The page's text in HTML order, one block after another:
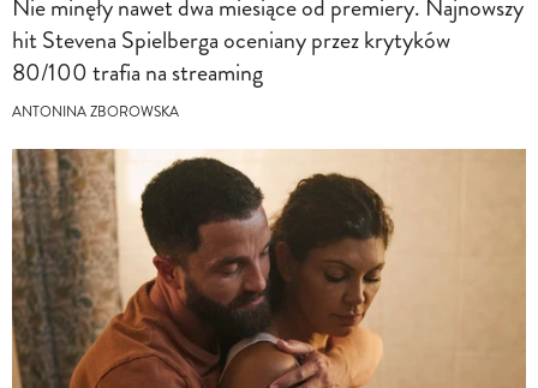
Nie minęły nawet dwa miesiące od premiery. Najnowszy
hit Stevena Spielberga oceniany przez krytyków
80/100 trafia na streaming
ANTONINA ZBOROWSKA